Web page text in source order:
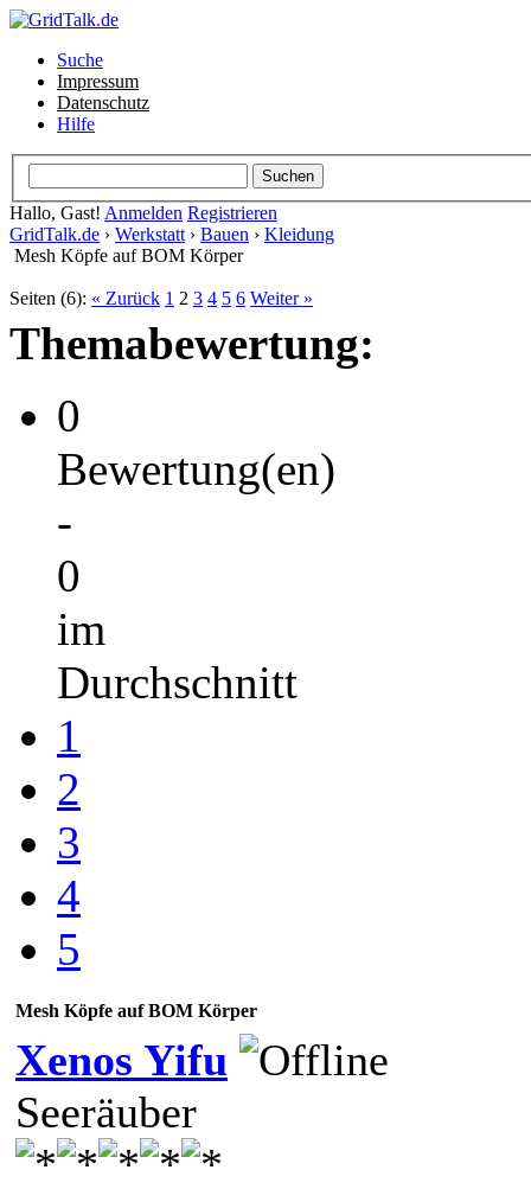
Suche
Impressum
Datenschutz
Hilfe
Hallo, Gast! Anmelden Registrieren
GridTalk.de › Werkstatt › Bauen › Kleidung
Mesh Köpfe auf BOM Körper
Seiten (6): « Zurück 1 2 3 4 5 6 Weiter »
Themabewertung:
0
Bewertung(en)
-
0
im
Durchschnitt
1
2
3
4
5
Mesh Köpfe auf BOM Körper
Xenos Yifu
Seeräuber